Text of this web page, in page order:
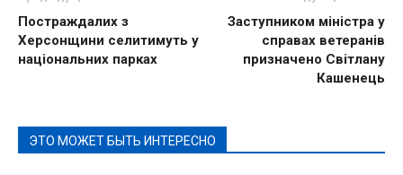
Постраждалих з
Херсонщини селитимуть у
національних парках
Заступником міністра у
справах ветеранів
призначено Світлану
Кашенець
ЭТО МОЖЕТ БЫТЬ ИНТЕРЕСНО